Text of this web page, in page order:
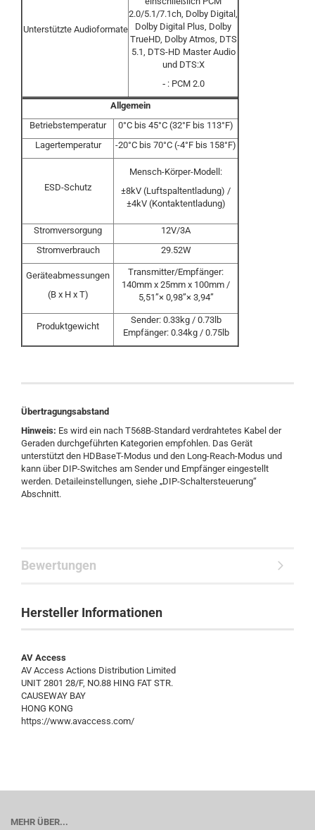
Unterstützte Audioformate
2.0/5.1/7.1ch, Dolby Digital,
Dolby Digital Plus, Dolby
TrueHD, Dolby Atmos, DTS
5.1, DTS-HD Master Audio
und DTS:X
‐: PCM 2.0
Allgemein
Betriebstemperatur
0°C bis 45°C (32°F bis 113°F)
Lagertemperatur
-20°C bis 70°C (-4°F bis 158°F)
ESD-Schutz
Mensch-Körper-Modell:
±8kV (Luftspaltentladung) /
±4kV (Kontaktentladung)
Stromversorgung
12V/3A
Stromverbrauch
29.52W
Geräteabmessungen
(B x H x T)
Transmitter/Empfänger:
140mm x 25mm x 100mm /
5,51”× 0,98”× 3,94”
Produktgewicht
Sender: 0.33kg / 0.73lb
Empfänger: 0.34kg / 0.75lb
Übertragungsabstand
Hinweis: Es wird ein nach T568B-Standard verdrahtetes Kabel der
Geraden durchgeführten Kategorien empfohlen. Das Gerät
unterstützt den HDBaseT-Modus und den Long-Reach-Modus und
kann über DIP-Switches am Sender und Empfänger eingestellt
werden. Detaileinstellungen, siehe „DIP-Schaltersteuerung“
Abschnitt.
Bewertungen
Hersteller Informationen
AV Access
AV Access Actions Distribution Limited
UNIT 2801 28/F, NO.88 HING FAT STR.
CAUSEWAY BAY
HONG KONG
https://www.avaccess.com/
MEHR ÜBER...